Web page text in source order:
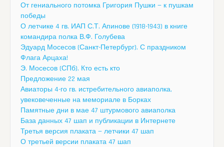
От гениального потомка Григория Пушки — к пушкам
победы
О летчике 4 гв. ИАП С.Т. Апинове (1918-1943) в книге
командира полка В.Ф. Голубева
Эдуард Мосесов (Санкт-Петербург). С праздником
Флага Арцаха!
Э. Мосесов (СПб). Кто есть кто
Предложение 22 мая
Авиаторы 4-го гв. истребительного авиаполка,
увековеченные на мемориале в Борках
Памятные дни в мае 47 штурмового авиаполка
База данных 47 шап и публикации в Интернете
Третья версия плаката — летчики 47 шап
О третьей версии плаката 47 шап